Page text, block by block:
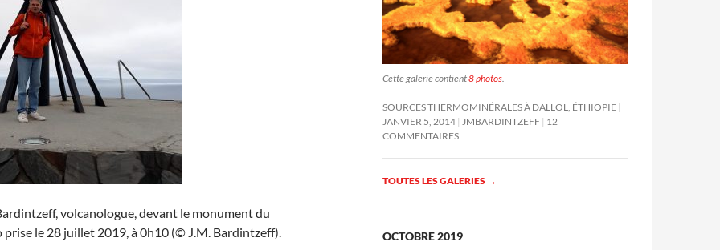
volcanologue, devant le monument du
prise le 28 juillet 2019, à 0h10 (© J.M. Bardintzeff).
Cette galerie contient8 photos
SOURCES THERMOMINÉRALES À DALLOL, ÉTHIOPIE
JANVIER 5, 2014
JMBARDINTZEFF 12
COMMENTAIRES
TOUTES LES GALERIES →
OCTOBRE 2019